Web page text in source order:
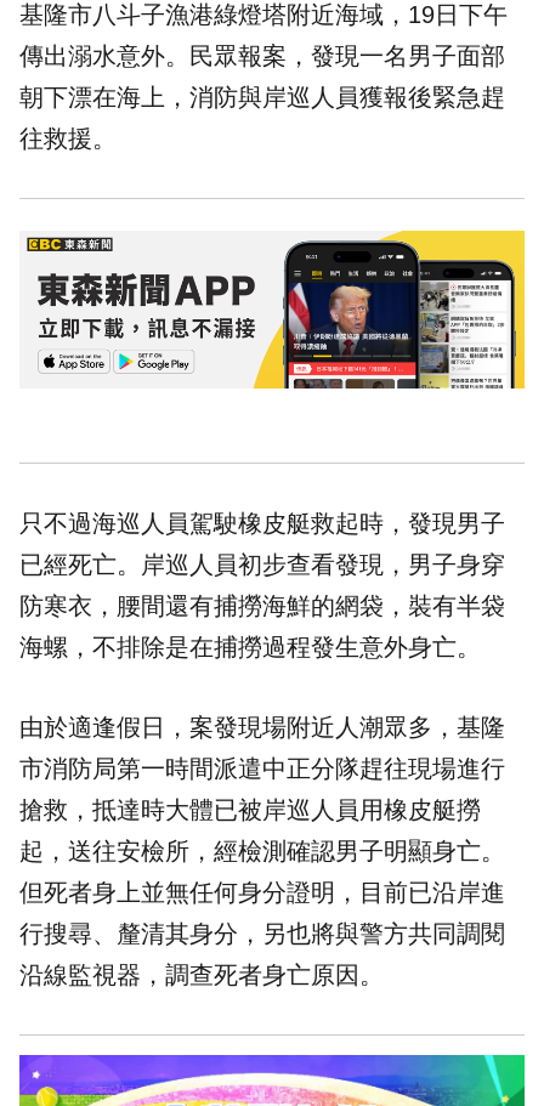
基隆市八斗子漁港綠燈塔附近海域，19日下午
傳出溺水意外。民眾報案，發現一名男子面部
朝下漂在海上，消防與岸巡人員獲報後緊急趕
往救援。
只不過海巡人員駕駛橡皮艇救起時，發現男子
已經死亡。岸巡人員初步查看發現，男子身穿
防寒衣，腰間還有捕撈海鮮的網袋，裝有半袋
海螺 ，不排除是在捕撈過程發生意外身亡。
由於適逢假日，案發現場附近人潮眾多，基隆
市消防局第一時間派遣中正分隊趕往現場進行
搶救，抵達時大體已被岸巡人員用橡皮艇撈
起，送往安檢所，經檢測確認男子明顯身亡。
但死者身上並無任何身分證明，目前已沿岸進
行搜尋、釐清其身分，另也將與警方共同調閱
沿線監視器，調查死者身亡原因。